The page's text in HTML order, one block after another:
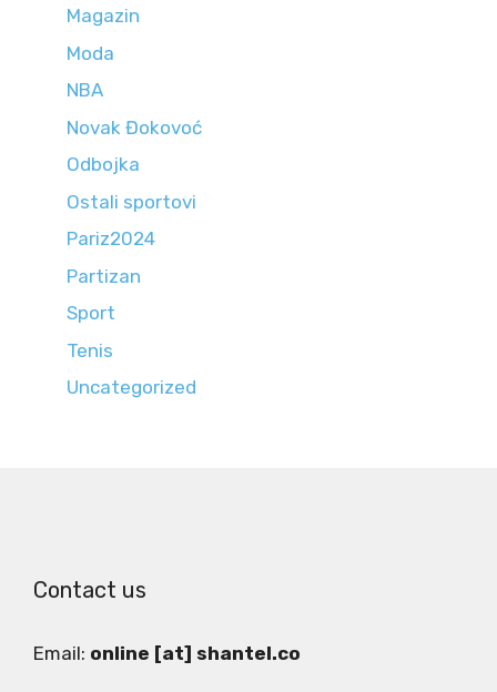
Magazin
Moda
NBA
Novak Đokovoć
Odbojka
Ostali sportovi
Pariz2024
Partizan
Sport
Tenis
Uncategorized
Contact us
Email: online [at] shantel.co